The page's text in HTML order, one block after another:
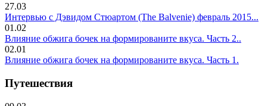
27.03
Интервью с Дэвидом Стюартом (The Balvenie) февраль 2015...
01.02
Влияние обжига бочек на формированите вкуса. Часть 2..
02.01
Влияние обжига бочек на формированите вкуса. Часть 1.
Путешествия